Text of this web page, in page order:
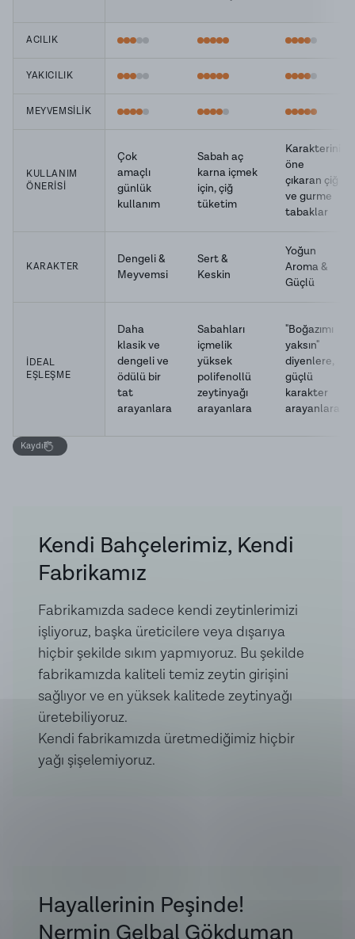
ACILIK
YAKICILIK
MEYVEMSİLİK
KULLANIM
ÖNERİSİ
Çok
amaçlı
günlük
kullanım
Sabah aç
karna içmek
için, çiğ
tüketim
Karakterini
öne
çıkaran çiğ
ve gurme
tabaklar
KARAKTER
Dengeli &
Meyvemsi
Sert &
Keskin
Yoğun
Aroma &
Güçlü
İDEAL
EŞLEŞME
Daha
klasik ve
dengeli ve
ödülü bir
tat
arayanlara
Sabahları
içmelik
yüksek
polifenollü
zeytinyağı
arayanlara
"Boğazımı
yaksın"
diyenlere,
güçlü
karakter
arayanlara
Kaydır
Kendi Bahçelerimiz, Kendi
Fabrikamız
Fabrikamızda sadece kendi zeytinlerimizi
işliyoruz, başka üreticilere veya dışarıya
hiçbir şekilde sıkım yapmıyoruz. Bu şekilde
fabrikamızda kaliteli temiz zeytin girişini
sağlıyor ve en yüksek kalitede zeytinyağı
üretebiliyoruz.
Kendi fabrikamızda üretmediğimiz hiçbir
yağı şişelemiyoruz.
Hayallerinin Peşinde!
Nermin Gelbal Gökduman